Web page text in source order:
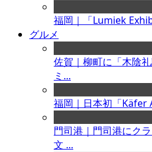
福岡｜「Lumiek
グルメ
佐賀｜柳町に「木陰
ミ...
福岡｜日本初「Käfer
門司港｜門司港にク
文 ...